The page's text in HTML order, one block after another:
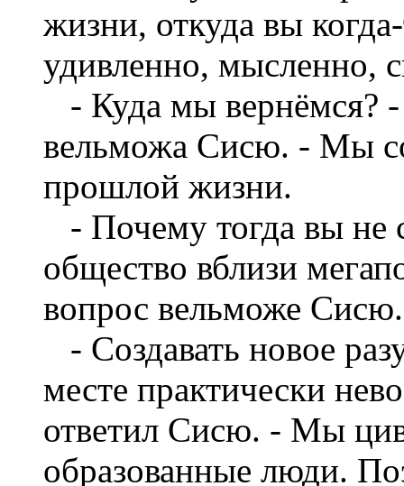
жизни, откуда вы
удивленно, мысленно,
- Куда мы вернёмся?
вельможа Сисю. - Мы
прошлой жизни.
- Почему тогда вы не
общество вблизи
вопрос вельможе Сисю.
- Создавать новое
месте практически
ответил Сисю. - Мы
образованные люди.